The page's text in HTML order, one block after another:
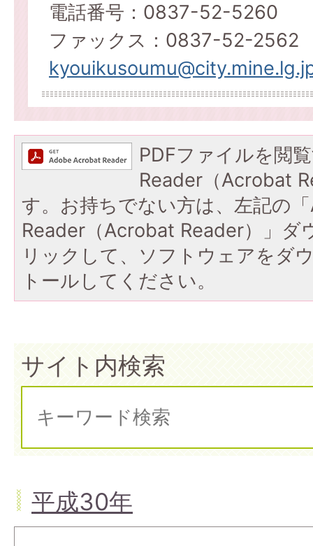
電話番号：0837-52-5260
ファックス：0837-52-2562
PDFファイルを閲
Reader（Acrobat
す。お持ちでない方は、左記の
Reader（Acrobat Reader）」ダ
リックして、ソフトウェアをダ
トールしてください。
サイト内検索
平成30年